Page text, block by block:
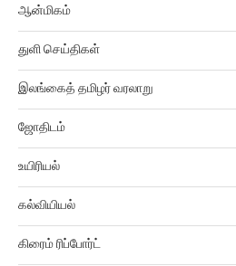
ஆன்மிகம்
துளி செய்திகள்
இலங்கைத் தமிழர் வரலாறு
ஜோதிடம்
உயிரியல்
கல்வியியல்
கிரைம் ரிப்போர்ட்